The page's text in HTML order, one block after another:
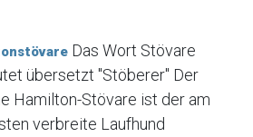
Das Wort Stövare
übersetzt "Stöberer" Der
Hamilton-Stövare ist der am
verbreite Laufhund